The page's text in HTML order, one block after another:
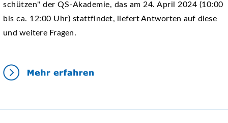
schützen" der QS-Akademie, das am 24. April 2024 (10:00
bis ca. 12:00 Uhr) stattfindet, liefert Antworten auf diese
und weitere Fragen.